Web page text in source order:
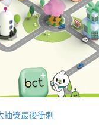
抽獎最後衝刺